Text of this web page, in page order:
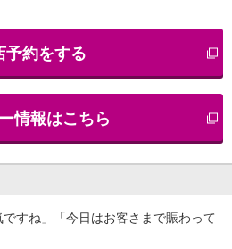
予約をする
情報はこちら
ですね」「今日はお客さまで賑わって